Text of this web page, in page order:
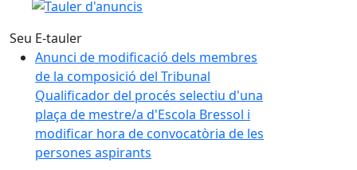
Seu E-tauler
Anunci de modificació dels membres
de la composició del Tribunal
Qualificador del procés selectiu d'una
plaça de mestre/a d'Escola Bressol i
modificar hora de convocatòria de les
persones aspirants